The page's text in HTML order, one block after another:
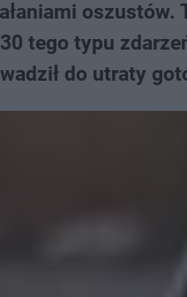
tego typu
do utraty